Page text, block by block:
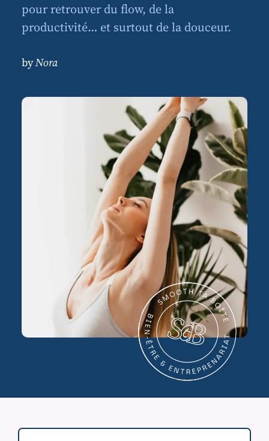
pour retrouver du flow, de la
productivité… et surtout de la douceur.
byNora